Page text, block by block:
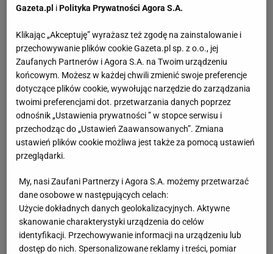
Gazeta.pl iPolityka Prywatności Agora S.A.
Klikając „Akceptuję” wyrażasz też zgodę na zainstalowanie i
przechowywanie plików cookie Gazeta.pl sp. z o.o., jej
Zaufanych Partnerów i Agora S.A. na Twoim urządzeniu
końcowym. Możesz w każdej chwili zmienić swoje preferencje
dotyczące plików cookie, wywołując narzędzie do zarządzania
twoimi preferencjami dot. przetwarzania danych poprzez
odnośnik „Ustawienia prywatności ” w stopce serwisu i
przechodząc do „Ustawień Zaawansowanych”. Zmiana
ustawień plików cookie możliwa jest także za pomocą ustawień
przeglądarki.
My, nasi Zaufani Partnerzy i Agora S.A. możemy przetwarzać
dane osobowe w następujących celach:
Użycie dokładnych danych geolokalizacyjnych. Aktywne
skanowanie charakterystyki urządzenia do celów
identyfikacji. Przechowywanie informacji na urządzeniu lub
dostęp do nich. Spersonalizowane reklamy i treści, pomiar